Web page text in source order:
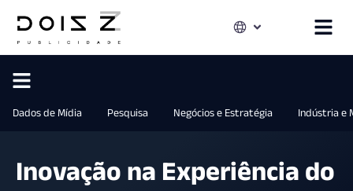
Dados de Mídia Pesquisa Negócios e Estratégia Indústria e
Inovação na Experiência do